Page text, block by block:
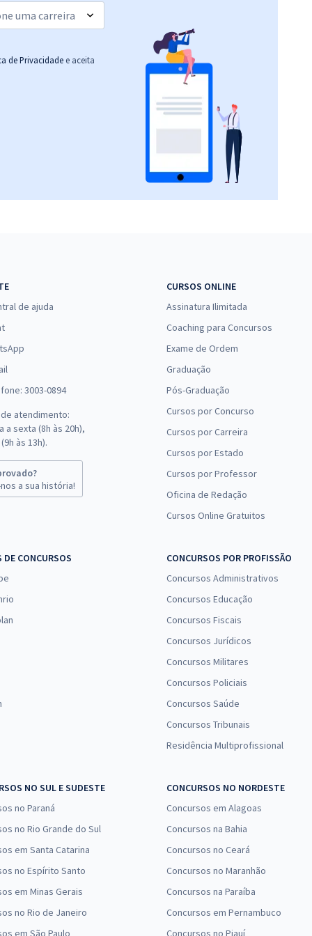
R$ 354,24à vista
29,52
(-20%)
de Privacidade e aceita
de ajuda
3003-0894
atendimento:
a sexta (8h às 20h),
às 13h).
a sua história!
CURSOS ONLINE
Assinatura Ilimitada
Coaching para Concursos
Exame de Ordem
Graduação
Pós-Graduação
Cursos por Concurso
Cursos por Carreira
Cursos por Estado
Cursos por Professor
Oficina de Redação
Cursos Online Gratuitos
DE CONCURSOS
CONCURSOS POR PROFISSÃO
Concursos Administrativos
Concursos Educação
Concursos Fiscais
Concursos Jurídicos
Concursos Militares
Concursos Policiais
Concursos Saúde
Concursos Tribunais
Residência Multiprofissional
NO SUL E SUDESTE
no Paraná
no Rio Grande do Sul
em Santa Catarina
no Espírito Santo
em Minas Gerais
no Rio de Janeiro
em São Paulo
CONCURSOS NO NORDESTE
Concursos em Alagoas
Concursos na Bahia
Concursos no Ceará
Concursos no Maranhão
Concursos na Paraíba
Concursos em Pernambuco
Concursos no Piauí